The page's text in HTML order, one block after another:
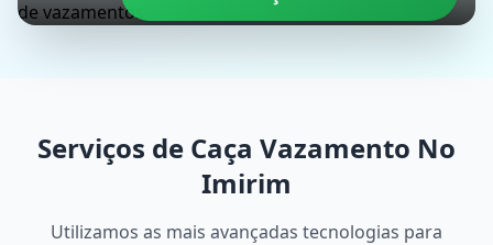
Serviços de Caça Vazamento No
Imirim
Utilizamos as mais avançadas tecnologias para